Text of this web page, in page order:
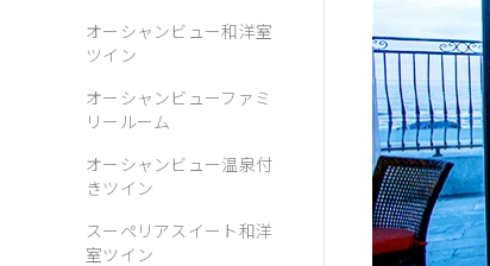
オーシャンビュー和洋室
ツイン
オーシャンビューファミ
リールーム
オーシャンビュー温泉付
きツイン
スーペリアスイート和洋
室ツイン